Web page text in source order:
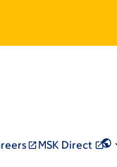
MSK Direct